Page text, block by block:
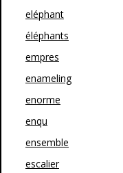
eléphant
éléphants
empres
enameling
enorme
enqu
ensemble
escalier